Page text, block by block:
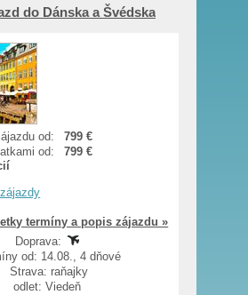
do Dánska a Švédska
od:
799 €
od:
799 €
termíny a popis zájazdu »
Doprava:
od: 14.08., 4 dňové
Strava: raňajky
odlet: Viedeň